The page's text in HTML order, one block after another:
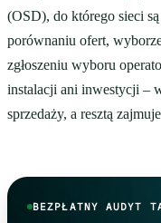
(OSD), do którego sieci
porównaniu ofert,
zgłoszeniu wyboru
instalacji ani inwestycji –
sprzedaży, a resztą
BEZPŁATNY AUDYT